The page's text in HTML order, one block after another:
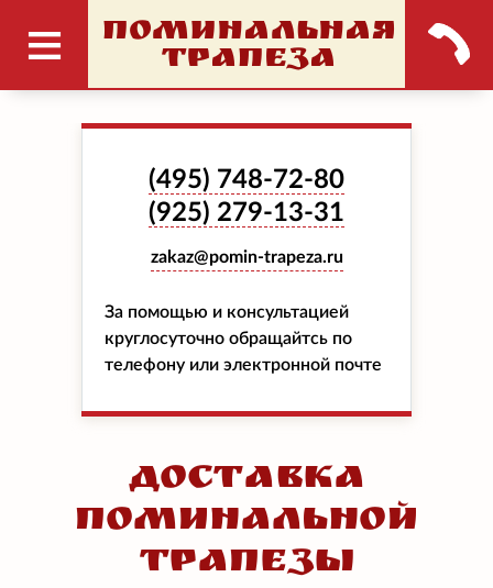
ПОМИНАЛЬНАЯ
ТРАПЕЗА
(495) 748-72-80
(925) 279-13-31
zakaz@pomin-trapeza.ru
За помощью и консультацией
круглосуточно обращайтсь по
телефону или электронной почте
Доставка
поминальной
трапезы